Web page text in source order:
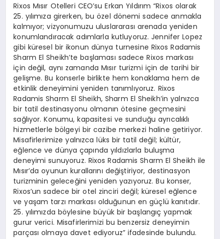
Rixos Mısır Otelleri CEO’su Erkan Yıldırım “Rixos olarak
25. yılımıza girerken, bu özel dönemi sadece anmakla
kalmıyor; vizyonumuzu uluslararası arenada yeniden
konumlandıracak adımlarla kutluyoruz. Jennifer Lopez
gibi küresel bir ikonun dünya turnesine Rixos Radamis
Sharm El Sheikh’te başlaması sadece Rixos markası
için değil, aynı zamanda Mısır turizmi için de tarihi bir
gelişme. Bu konserle birlikte hem konaklama hem de
etkinlik deneyimini yeniden tanımlıyoruz. Rixos
Radamis Sharm El Sheikh, Sharm El Sheikh’in yalnızca
bir tatil destinasyonu olmanın ötesine geçmesini
sağlıyor. Konumu, kapasitesi ve sunduğu ayrıcalıklı
hizmetlerle bölgeyi bir cazibe merkezi haline getiriyor.
Misafirlerimize yalnızca lüks bir tatil değil; kültür,
eğlence ve dünya çapında yıldızlarla buluşma
deneyimi sunuyoruz. Rixos Radamis Sharm El Sheikh ile
Mısır’da oyunun kurallarını değiştiriyor, destinasyon
turizminin geleceğini yeniden yazıyoruz. Bu konser,
Rixos’un sadece bir otel zinciri değil; küresel eğlence
ve yaşam tarzı markası olduğunun en güçlü kanıtıdır.
25. yılımızda böylesine büyük bir başlangıç yapmak
gurur verici. Misafirlerimizi bu benzersiz deneyimin
parçası olmaya davet ediyoruz” ifadesinde bulundu.